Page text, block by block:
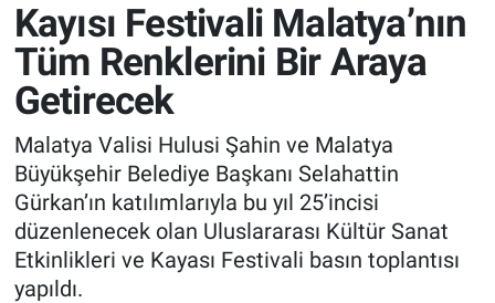
Kayısı Festivali Malatya’nın
Tüm Renklerini Bir Araya
Getirecek
Malatya Valisi Hulusi Şahin ve Malatya
Büyükşehir Belediye Başkanı Selahattin
Gürkan’ın katılımlarıyla bu yıl 25’incisi
düzenlenecek olan Uluslararası Kültür Sanat
Etkinlikleri ve Kayası Festivali basın toplantısı
yapıldı.
EKONOMİ
Son Dakika Haberleri
Haber Arşivi